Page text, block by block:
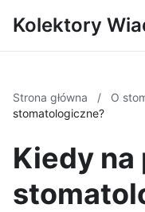
Kolektory
Strona główna / O
stomatologiczne?
Kiedy